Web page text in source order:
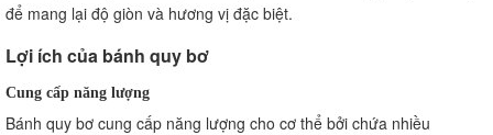
để mang lại độ giòn và hương vị đặc biệt.
Lợi ích của bánh quy bơ
Cung cấp năng lượng
Bánh quy bơ cung cấp năng lượng cho cơ thể bởi chứa nhiều